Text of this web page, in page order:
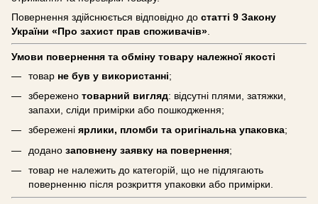
Повернення здійснюється відповідно до статті 9 Закону
України «Про захист прав споживачів»
Умови повернення та обміну товару належної якості
товар не був у використанні;
збережено товарний вигляд: відсутні плями, затяжки,
запахи, сліди примірки або пошкодження;
збережені ярлики, пломби та оригінальна упаковка;
додано заповнену заявку на повернення;
товар не належить до категорій, що не підлягають
поверненню після розкриття упаковки або примірки.